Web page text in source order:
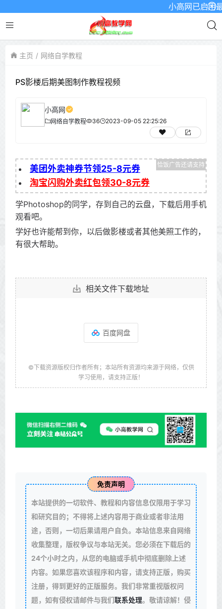
小高网已启用最
主页 网络自学教程
PS影楼后期美图制作教程视频
小高网
网络自学教程 36 2023-09-05 22:25:26
美团外卖神券节领25-8元券
淘宝闪购外卖红包领30-8元券
学Photoshop的同学，存到自己的云盘，下载后用手机
观看吧。
学好也许能帮到你，以后做影楼或者其他美照工作的，
有很大帮助。
相关文件下载地址
百度网盘
©下载资源版权归作者所有；本站所有资源均来源于网络，仅供
学习使用，请支持正版！
免责声明
本站提供的一切软件、教程和内容信息仅限用于学习
和研究目的；不得将上述内容用于商业或者非法用
途，否则，一切后果请用户自负。本站信息来自网络
收集整理，版权争议与本站无关。您必须在下载后的
24个小时之内，从您的电脑或手机中彻底删除上述
内容。如果您喜欢该程序和内容，请支持正版，购买
注册，得到更好的正版服务。我们非常重视版权问
题，如有侵权请邮件与我们联系处理。敬请谅解！侵